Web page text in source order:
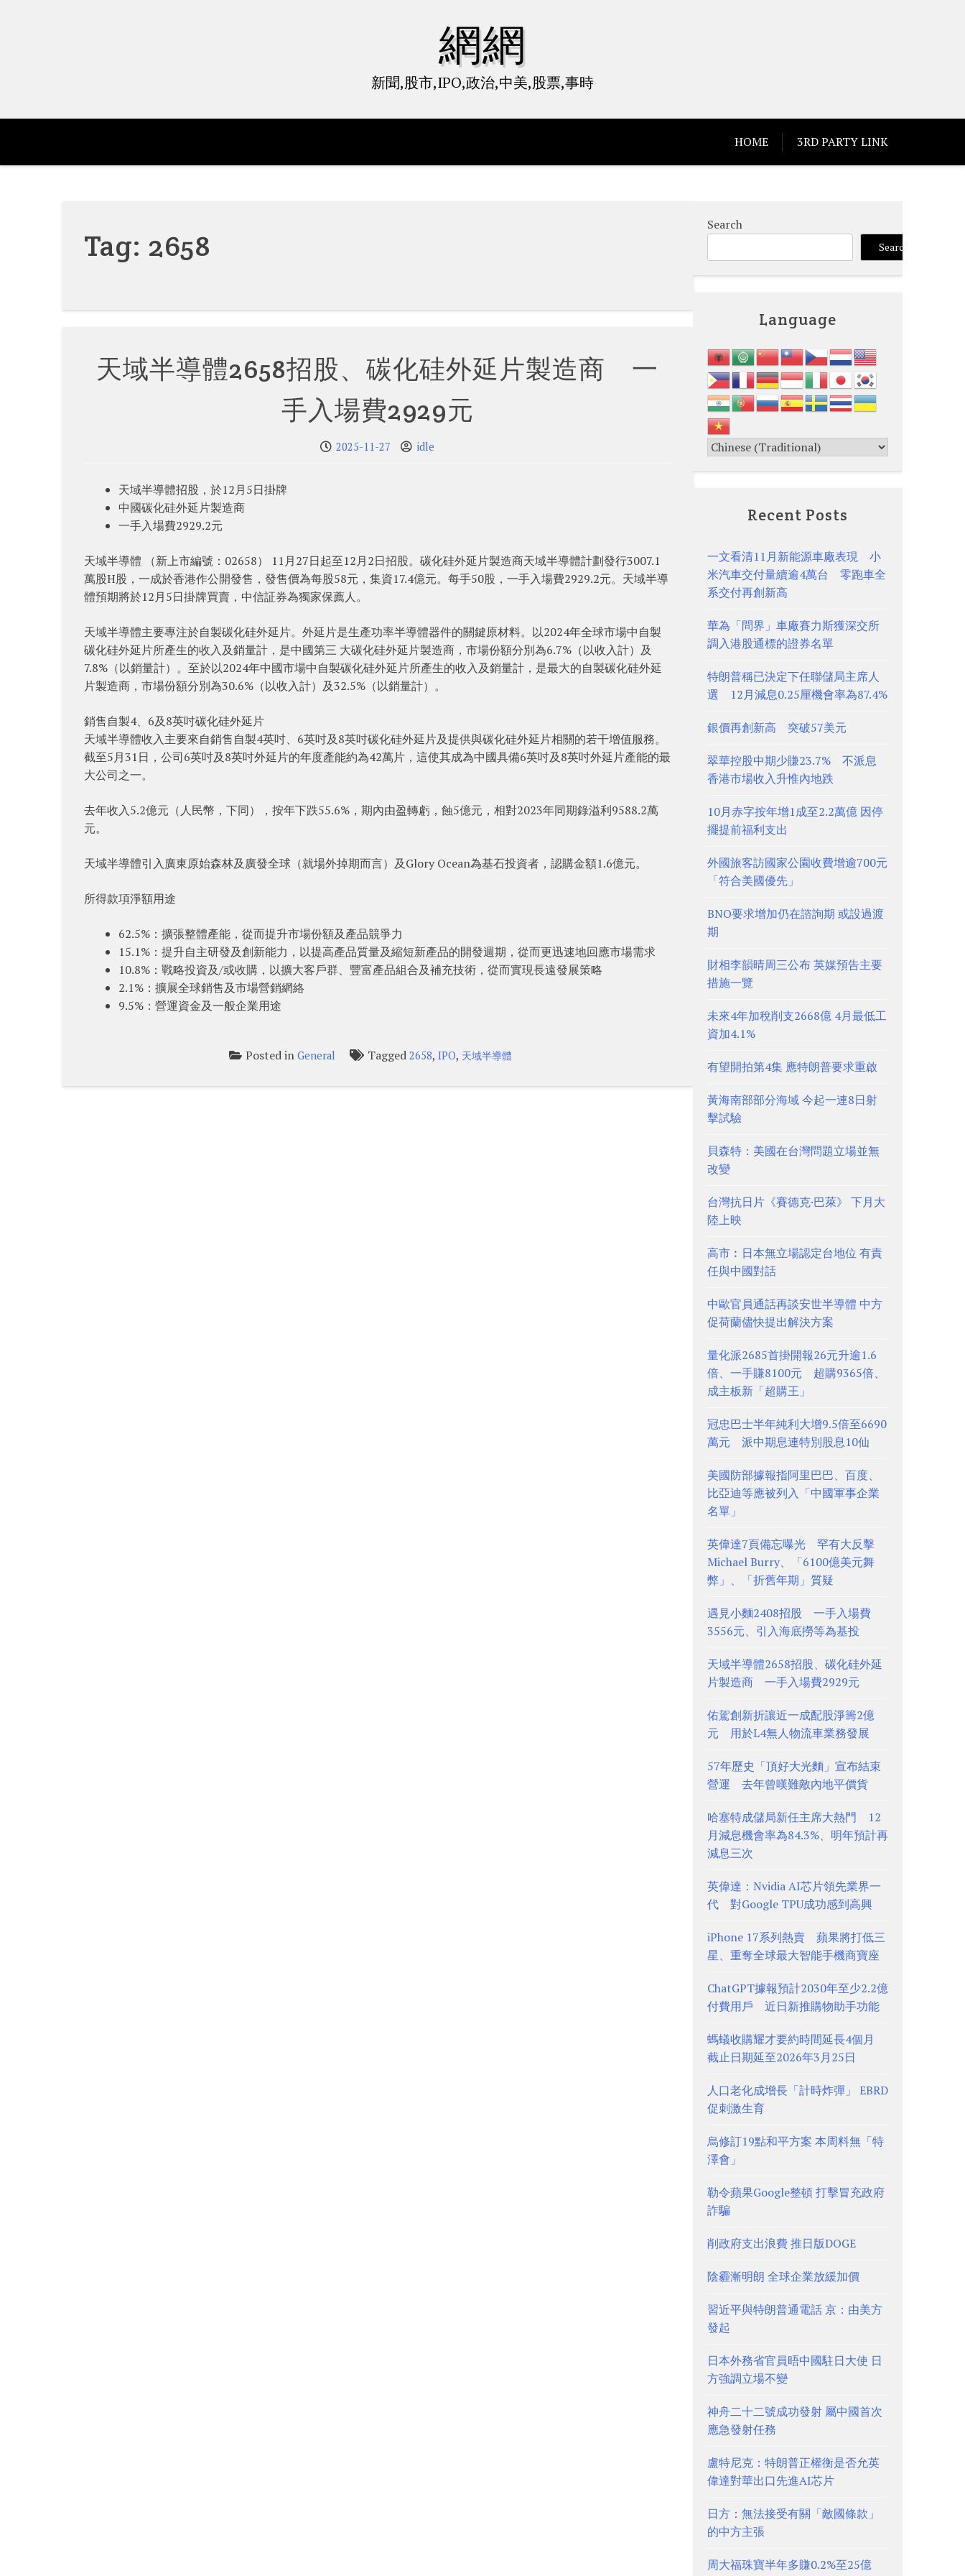
網網
新聞,股市,IPO,政治,中美,股票,事時
HOME 3RD PARTY LINK
Tag: 2658
天域半導體2658招股、碳化硅外延片製造商 一
手入場費2929元
2025-11-27 idle
天域半導體招股，於12月5日掛牌
中國碳化硅外延片製造商
一手入場費2929.2元
天域半導體 （新上市編號：02658） 11月27日起至12月2日招股。碳化硅外延片製造商天域半導體計劃發行3007.1
萬股H股，一成於香港作公開發售，發售價為每股58元，集資17.4億元。每手50股，一手入場費2929.2元。天域半導
體預期將於12月5日掛牌買賣，中信証券為獨家保薦人。
天域半導體主要專注於自製碳化硅外延片。外延片是生產功率半導體器件的關鍵原材料。以2024年全球市場中自製
碳化硅外延片所產生的收入及銷量計，是中國第三 大碳化硅外延片製造商，市場份額分別為6.7%（以收入計）及
7.8%（以銷量計）。至於以2024年中國市場中自製碳化硅外延片所產生的收入及銷量計，是最大的自製碳化硅外延
片製造商，市場份額分別為30.6%（以收入計）及32.5%（以銷量計）。
銷售自製4、6及8英吋碳化硅外延片
天域半導體收入主要來自銷售自製4英吋、6英吋及8英吋碳化硅外延片及提供與碳化硅外延片相關的若干增值服務。
截至5月31日，公司6英吋及8英吋外延片的年度產能約為42萬片，這使其成為中國具備6英吋及8英吋外延片產能的最
大公司之一。
去年收入5.2億元（人民幣，下同），按年下跌55.6%，期內由盈轉虧，蝕5億元，相對2023年同期錄溢利9588.2萬
元。
天域半導體引入廣東原始森林及廣發全球（就場外掉期而言）及Glory Ocean為基石投資者，認購金額1.6億元。
所得款項淨額用途
62.5%：擴張整體產能，從而提升市場份額及產品競爭力
15.1%：提升自主研發及創新能力，以提高產品質量及縮短新產品的開發週期，從而更迅速地回應市場需求
10.8%：戰略投資及/或收購，以擴大客戶群、豐富產品組合及補充技術，從而實現長遠發展策略
2.1%：擴展全球銷售及市場營銷網絡
9.5%：營運資金及一般企業用途
Posted in General Tagged 2658, IPO, 天域半導體
Search
Search
Language
Recent Posts
一文看清11月新能源車廠表現 小
米汽車交付量續逾4萬台 零跑車全
系交付再創新高
華為「問界」車廠賽力斯獲深交所
調入港股通標的證券名單
特朗普稱已決定下任聯儲局主席人
選 12月減息0.25厘機會率為87.4%
銀價再創新高 突破57美元
翠華控股中期少賺23.7% 不派息
香港市場收入升惟內地跌
10月赤字按年增1成至2.2萬億 因停
擺提前福利支出
外國旅客訪國家公園收費增逾700元
「符合美國優先」
BNO要求增加仍在諮詢期 或設過渡
期
財相李韻晴周三公布 英媒預告主要
措施一覽
未來4年加稅削支2668億 4月最低工
資加4.1%
有望開拍第4集 應特朗普要求重啟
黃海南部部分海域 今起一連8日射
擊試驗
貝森特：美國在台灣問題立場並無
改變
台灣抗日片《賽德克·巴萊》 下月大
陸上映
高市︰日本無立場認定台地位 有責
任與中國對話
中歐官員通話再談安世半導體 中方
促荷蘭儘快提出解決方案
量化派2685首掛開報26元升逾1.6
倍、一手賺8100元 超購9365倍、
成主板新「超購王」
冠忠巴士半年純利大增9.5倍至6690
萬元 派中期息連特別股息10仙
美國防部據報指阿里巴巴、百度、
比亞迪等應被列入「中國軍事企業
名單」
英偉達7頁備忘曝光 罕有大反擊
Michael Burry、「6100億美元舞
弊」、「折舊年期」質疑
遇見小麵2408招股 一手入場費
3556元、引入海底撈等為基投
天域半導體2658招股、碳化硅外延
片製造商 一手入場費2929元
佑駕創新折讓近一成配股淨籌2億
元 用於L4無人物流車業務發展
57年歷史「頂好大光麵」宣布結束
營運 去年曾嘆難敵內地平價貨
哈塞特成儲局新任主席大熱門 12
月減息機會率為84.3%、明年預計再
減息三次
英偉達：Nvidia AI芯片領先業界一
代 對Google TPU成功感到高興
iPhone 17系列熱賣 蘋果將打低三
星、重奪全球最大智能手機商寶座
ChatGPT據報預計2030年至少2.2億
付費用戶 近日新推購物助手功能
螞蟻收購耀才要約時間延長4個月
截止日期延至2026年3月25日
人口老化成增長「計時炸彈」 EBRD
促刺激生育
烏修訂19點和平方案 本周料無「特
澤會」
勒令蘋果Google整頓 打擊冒充政府
詐騙
削政府支出浪費 推日版DOGE
陰霾漸明朗 全球企業放緩加價
習近平與特朗普通電話 京：由美方
發起
日本外務省官員晤中國駐日大使 日
方強調立場不變
神舟二十二號成功發射 屬中國首次
應急發射任務
盧特尼克：特朗普正權衡是否允英
偉達對華出口先進AI芯片
日方：無法接受有關「敵國條款」
的中方主張
周大福珠寶半年多賺0.2%至25億